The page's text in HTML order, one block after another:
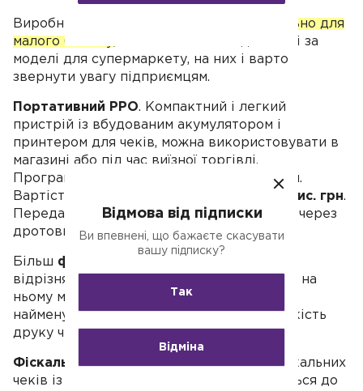
Виробники випускають
пристрої спеціально для
малого бізнесу
, вони компактні й дешевші за
моделі для супермаркету, на них і варто
звернути увагу підприємцям.
Портативний РРО. Компактний і легкий
пристрій із вбудованим акумулятором і
принтером для чеків, можна використовувати в
магазині або під час виїзної торгівлі.
Програмується на 5 тис. товарних позицій.
Вартість такого апарата стартує від
4,2 тис. грн.
Передавати дані до податкової можна як через
дротовий Інтернет, так і через мобільний.
Більш функціональний касовий апарат
відрізняється від портативного розміром, на
ньому можна запрограмувати більше
найменувань товарів, у нього вища швидкість
друку чеків і ціна — 5,5–8,5 тис. грн.
Фіскальний реєстратор
. Це принтер фіскальних
чеків із вбудованим модемом, підключається до
Відмова від підписки
Ви впевнені, що бажаєте скасувати
вашу підписку?
Так
Відміна